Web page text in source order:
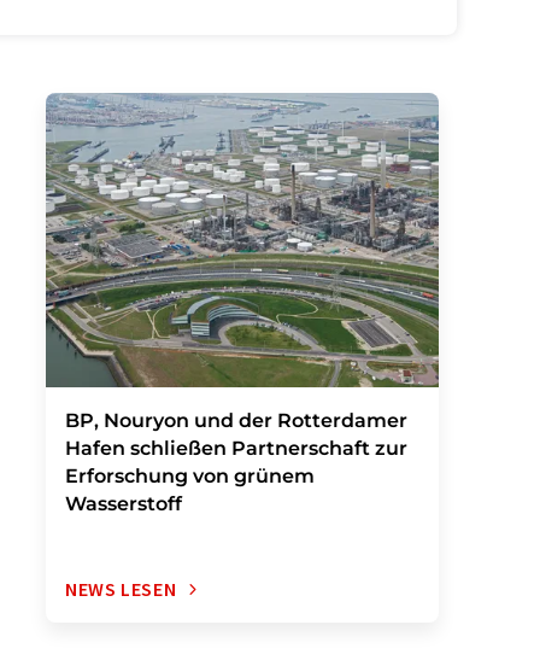
BP, Nouryon und der Rotterdamer
Hafen schließen Partnerschaft zur
Erforschung von grünem
Wasserstoff
NEWS LESEN